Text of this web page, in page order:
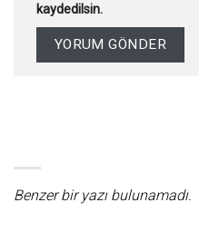
kaydedilsin.
Benzer bir yazı bulunamadı.